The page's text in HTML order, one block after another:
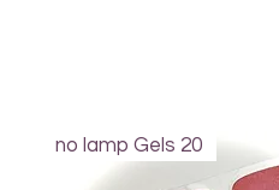
no lamp Gels 20